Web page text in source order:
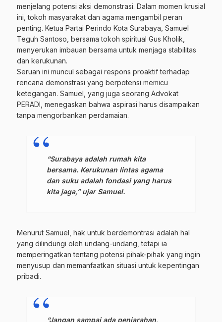
menjelang potensi aksi demonstrasi. Dalam momen krusial
ini, tokoh masyarakat dan agama mengambil peran
penting. Ketua Partai Perindo Kota Surabaya, Samuel
Teguh Santoso, bersama tokoh spiritual Gus Kholik,
menyerukan imbauan bersama untuk menjaga stabilitas
dan kerukunan.
Seruan ini muncul sebagai respons proaktif terhadap
rencana demonstrasi yang berpotensi memicu
ketegangan. Samuel, yang juga seorang Advokat
PERADI, menegaskan bahwa aspirasi harus disampaikan
tanpa mengorbankan perdamaian.
“Surabaya adalah rumah kita
bersama. Kerukunan lintas agama
dan suku adalah fondasi yang harus
kita jaga,” ujar Samuel.
Menurut Samuel, hak untuk berdemontrasi adalah hal
yang dilindungi oleh undang-undang, tetapi ia
memperingatkan tentang potensi pihak-pihak yang ingin
menyusup dan memanfaatkan situasi untuk kepentingan
pribadi.
“Jangan sampai ada penjarahan,